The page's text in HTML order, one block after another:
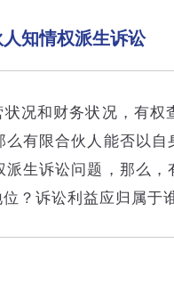
知情权派生诉讼
况和财务状况，有
有限合伙人能否以
生诉讼问题，那么
？诉讼利益应归属于